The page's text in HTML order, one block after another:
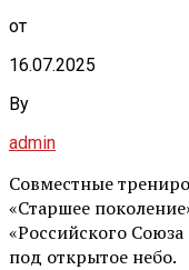
от
16.07.2025
By
admin
Совместные
«Старшее
«Российского
под открытое небо.